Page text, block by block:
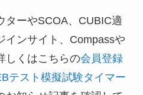
ターやSCOA、CUBIC適
インサイト、Compassや
しくはこちらの会員登録
テスト模擬試験タイマー